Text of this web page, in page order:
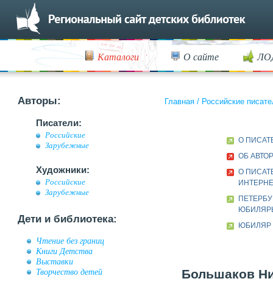
Каталоги О сайте
Авторы:
Писатели:
Российские
Зарубежные
Художники:
Российские
Зарубежные
Дети и библиотека:
Чтение без границ
Книги Детства
Выставки
Творчество детей
Главная / Российские
О
ОБ
О
ЮБИЛЯР
Большаков